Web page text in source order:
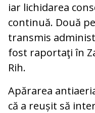
iar lichidarea
continuă. Două
transmis
fost raportaţi în
Rih.
Apărarea
că a reușit să